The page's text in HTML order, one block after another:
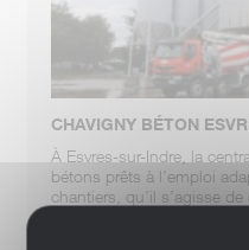
CHAVIGNY BÉTON
À Esvres-sur-Indre, la
bétons prêts à l’emploi
chantiers, qu’il s’agisse